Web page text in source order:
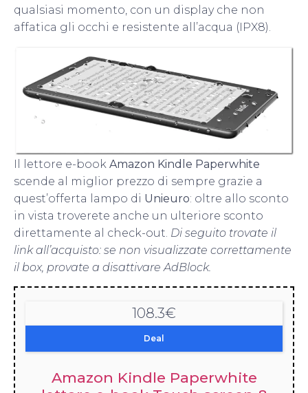
qualsiasi momento, con un display che non
affatica gli occhi e resistente all’acqua (IPX8).
Il lettore e-book Amazon Kindle Paperwhite
scende al miglior prezzo di sempre grazie a
quest’offerta lampo di Unieuro: oltre allo sconto
in vista troverete anche un ulteriore sconto
direttamente al check-out. Di seguito trovate il
link all’acquisto: se non visualizzate correttamente
il box, provate a disattivare AdBlock.
108.3€
Deal
Amazon Kindle Paperwhite